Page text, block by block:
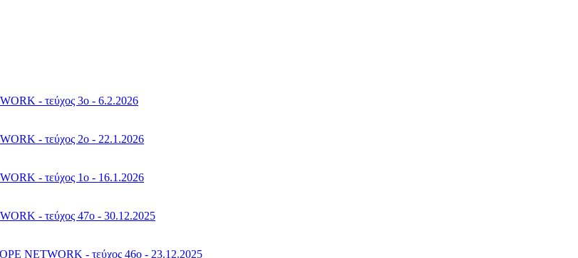
- τεύχος 3o - 6.2.2026
- τεύχος 2o - 22.1.2026
- τεύχος 1o - 16.1.2026
- τεύχος 47o - 30.12.2025
NETWORK - τεύχος 46o - 23.12.2025